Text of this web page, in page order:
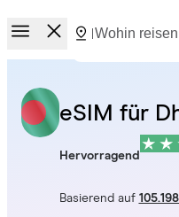
eSIM für
Hervorragend
Basierend auf